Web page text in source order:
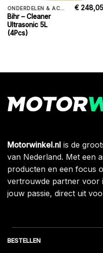
ONDERDELEN & ACCESSORIES
Bihr – Cleaner
Ultrasonic 5L
(4Pcs)
€ 248,05
Motorwinkel.nl is de
van Nederland. Met een
producten en een focus
vertrouwde partner voor
jouw passie, direct uit
BESTELLEN